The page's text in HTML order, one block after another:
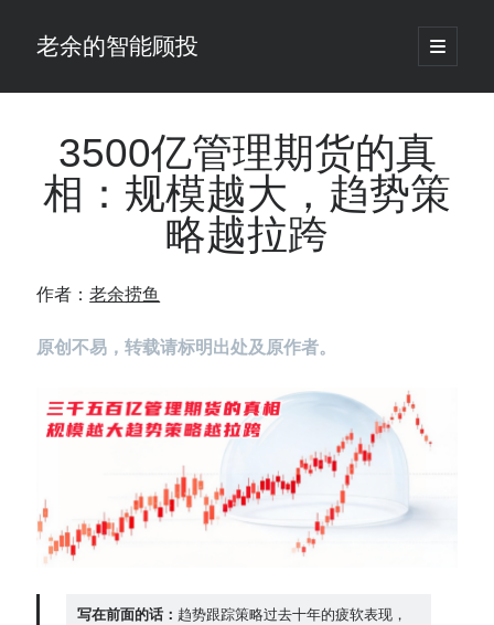
老余的智能顾投
open
primary
Sidebar
最新发表 ：
Black-Scholes模型漏算了一笔账，对冲基金用田中公式把它做成了生意
你的回测曲线越漂亮，我越替你担心：因为历史顺序，正在“倒着”给你
讲故事
大多数突破交易倒在“收缩阶段”，而这个EA等的是“扩张确认”（附完整源
为什么说每年6月底是罗素2000最干净的套利窗口？
我拿Reddit上高赞的趋势策略，认真跑了一遍回测（附代码）
Contact：
3500亿管理期货的真
相：规模越大，趋势策
略越拉跨
作者：老余捞鱼
原创不易，转载请标明出处及原作者。
写在前面的话： 趋势跟踪策略过去十年的疲软表现，